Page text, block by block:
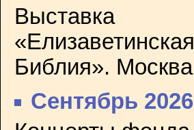
Выставка
«Елизаветинская
Библия». Москва
Сентябрь 2026